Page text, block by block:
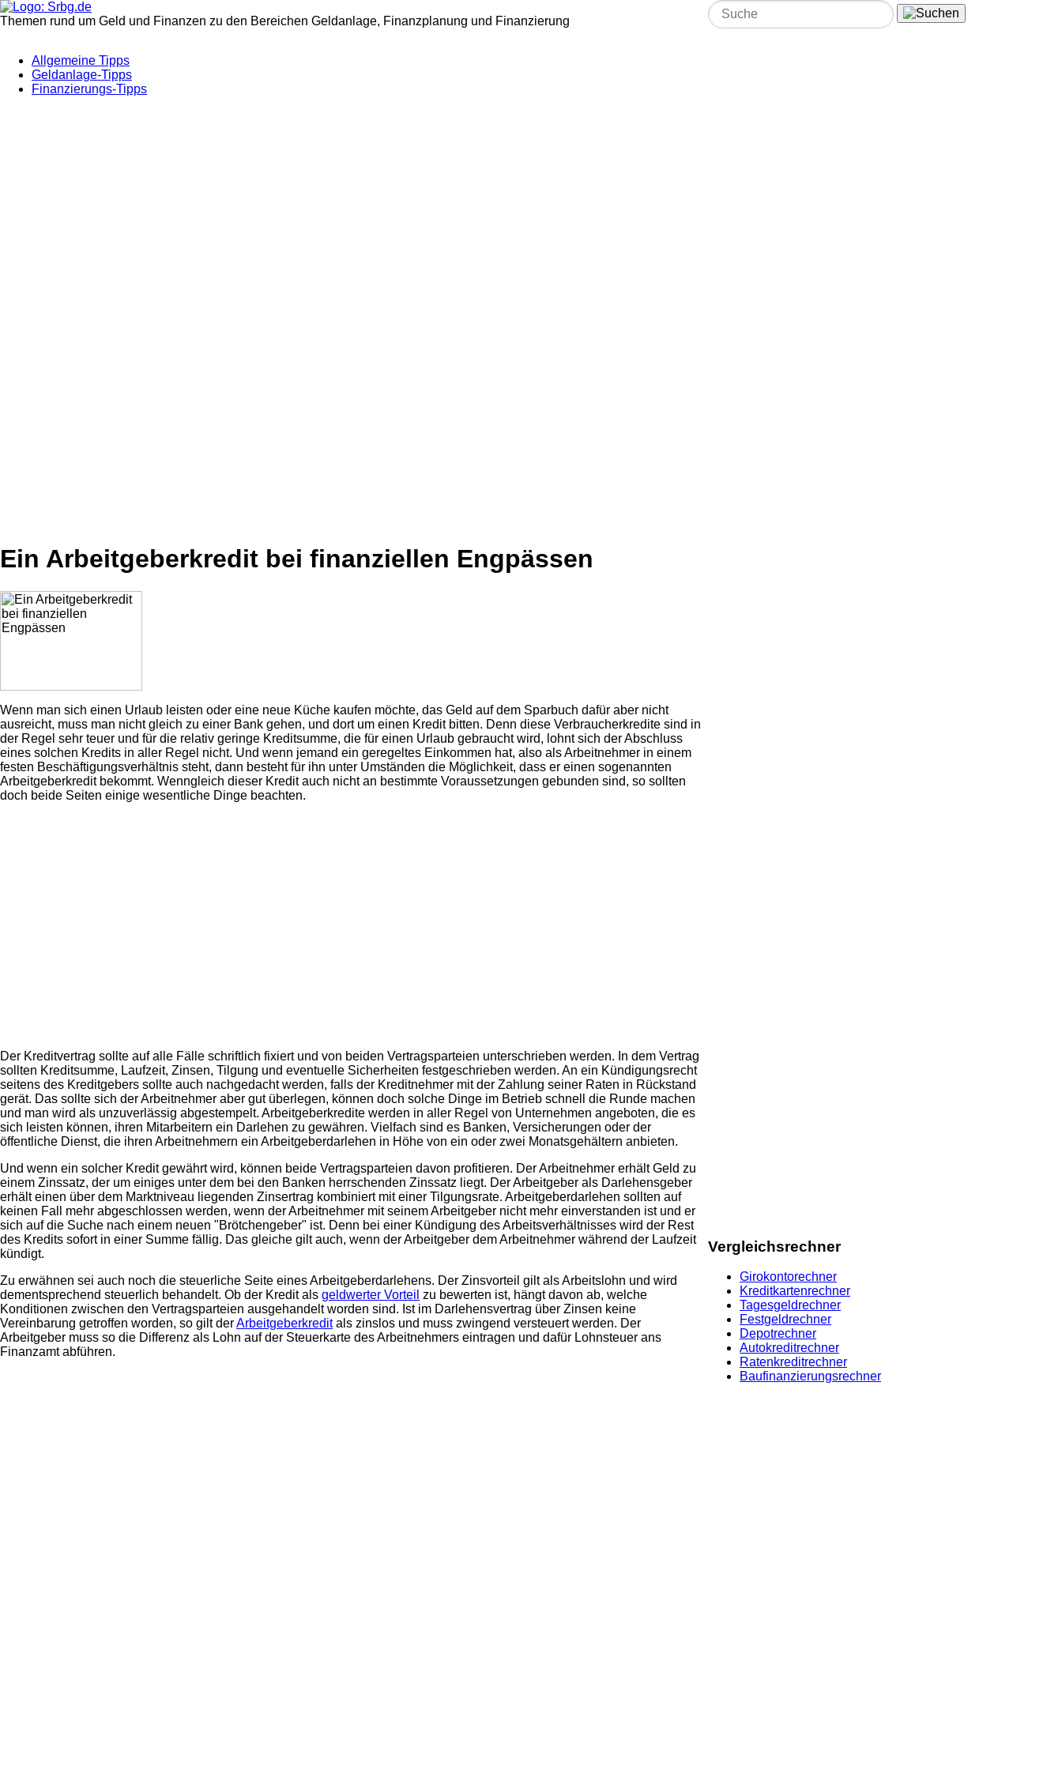
Themen rund um Geld und Finanzen zu den Bereichen Geldanlage, Finanzplanung und Finanzierung
Allgemeine Tipps
Geldanlage-Tipps
Finanzierungs-Tipps
Ein Arbeitgeberkredit bei finanziellen Engpässen
Wenn man sich einen Urlaub leisten oder eine neue Küche kaufen möchte, das Geld auf dem Sparbuch dafür aber nicht
ausreicht, muss man nicht gleich zu einer Bank gehen, und dort um einen Kredit bitten. Denn diese Verbraucherkredite sind in
der Regel sehr teuer und für die relativ geringe Kreditsumme, die für einen Urlaub gebraucht wird, lohnt sich der Abschluss
eines solchen Kredits in aller Regel nicht. Und wenn jemand ein geregeltes Einkommen hat, also als Arbeitnehmer in einem
festen Beschäftigungsverhältnis steht, dann besteht für ihn unter Umständen die Möglichkeit, dass er einen sogenannten
Arbeitgeberkredit bekommt. Wenngleich dieser Kredit auch nicht an bestimmte Voraussetzungen gebunden sind, so sollten
doch beide Seiten einige wesentliche Dinge beachten.
Der Kreditvertrag sollte auf alle Fälle schriftlich fixiert und von beiden Vertragsparteien unterschrieben werden. In dem Vertrag
sollten Kreditsumme, Laufzeit, Zinsen, Tilgung und eventuelle Sicherheiten festgeschrieben werden. An ein Kündigungsrecht
seitens des Kreditgebers sollte auch nachgedacht werden, falls der Kreditnehmer mit der Zahlung seiner Raten in Rückstand
gerät. Das sollte sich der Arbeitnehmer aber gut überlegen, können doch solche Dinge im Betrieb schnell die Runde machen
und man wird als unzuverlässig abgestempelt. Arbeitgeberkredite werden in aller Regel von Unternehmen angeboten, die es
sich leisten können, ihren Mitarbeitern ein Darlehen zu gewähren. Vielfach sind es Banken, Versicherungen oder der
öffentliche Dienst, die ihren Arbeitnehmern ein Arbeitgeberdarlehen in Höhe von ein oder zwei Monatsgehältern anbieten.
Und wenn ein solcher Kredit gewährt wird, können beide Vertragsparteien davon profitieren. Der Arbeitnehmer erhält Geld zu
einem Zinssatz, der um einiges unter dem bei den Banken herrschenden Zinssatz liegt. Der Arbeitgeber als Darlehensgeber
erhält einen über dem Marktniveau liegenden Zinsertrag kombiniert mit einer Tilgungsrate. Arbeitgeberdarlehen sollten auf
keinen Fall mehr abgeschlossen werden, wenn der Arbeitnehmer mit seinem Arbeitgeber nicht mehr einverstanden ist und er
sich auf die Suche nach einem neuen "Brötchengeber" ist. Denn bei einer Kündigung des Arbeitsverhältnisses wird der Rest
des Kredits sofort in einer Summe fällig. Das gleiche gilt auch, wenn der Arbeitgeber dem Arbeitnehmer während der Laufzeit
kündigt.
Zu erwähnen sei auch noch die steuerliche Seite eines Arbeitgeberdarlehens. Der Zinsvorteil gilt als Arbeitslohn und wird
dementsprechend steuerlich behandelt. Ob der Kredit als geldwerter Vorteil zu bewerten ist, hängt davon ab, welche
Konditionen zwischen den Vertragsparteien ausgehandelt worden sind. Ist im Darlehensvertrag über Zinsen keine
Vereinbarung getroffen worden, so gilt derArbeitgeberkreditals zinslos und muss zwingend versteuert werden. Der
Arbeitgeber muss so die Differenz als Lohn auf der Steuerkarte des Arbeitnehmers eintragen und dafür Lohnsteuer ans
Finanzamt abführen.
Vergleichsrechner
Girokontorechner
Kreditkartenrechner
Tagesgeldrechner
Festgeldrechner
Depotrechner
Autokreditrechner
Ratenkreditrechner
Baufinanzierungsrechner